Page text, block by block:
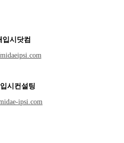
입시닷컴
시컨설팅
ipsi.com